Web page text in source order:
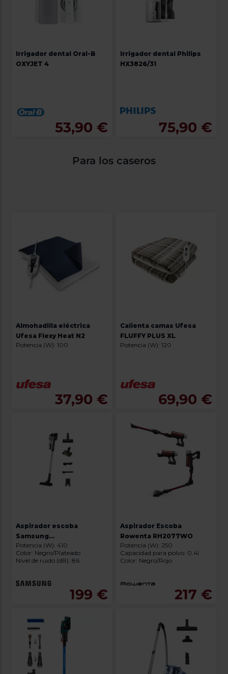
Irrigador dental Oral-B
OXYJET 4
53,90 €
Irrigador dental Philips
HX3826/31
75,90 €
Para los caseros
Almohadilla eléctrica
Ufesa Flexy Heat N2
Potencia (W): 100
37,90 €
Calienta camas Ufesa
FLUFFY PLUS XL
Potencia (W): 120
69,90 €
Aspirador escoba
Samsung
VS15A60AGR5/WA JET 65
PET
Potencia (W): 410
Color: Negro/Plateado
Nivel de ruido (dB): 86
199 €
Aspirador Escoba
Rowenta RH2077WO
Potencia (W): 250
Capacidad para polvo: 0.4l
Color: Negro/Rojo
217 €